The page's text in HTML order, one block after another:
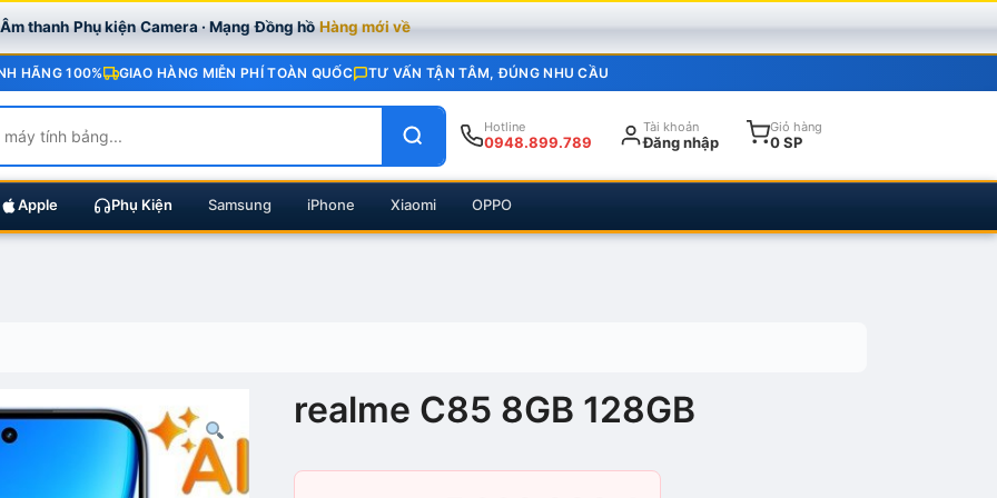
thanh Phụ kiện Camera · Mạng Đồng hồ Hàng mới về
HÃNG 100% GIAO HÀNG MIỄN PHÍ TOÀN QUỐC TƯ VẤN TẬN TÂM, ĐÚNG NHU CẦU
Hotline
0948.899.789
Tài khoản
Đăng nhập
Giỏ hàng
0 SP
Apple Phụ Kiện Samsung iPhone Xiaomi OPPO
realme C85 8GB 128GB